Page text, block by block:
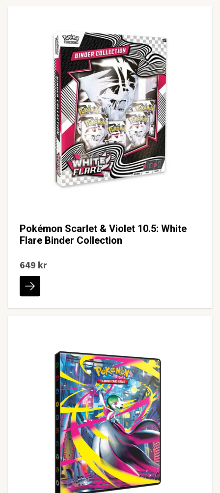
Pokémon Scarlet & Violet 10.5: White
Flare Binder Collection
649 kr